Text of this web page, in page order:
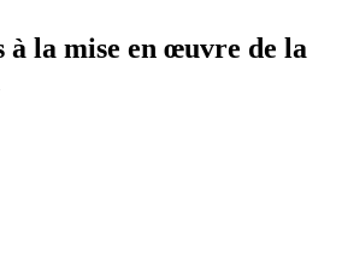
à la mise en œuvre de la